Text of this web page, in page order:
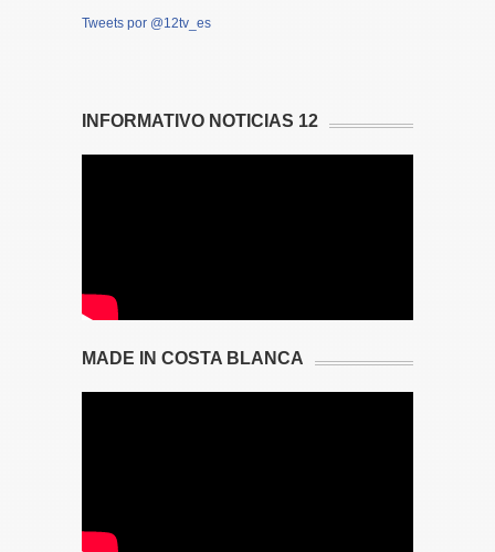
Tweets por @12tv_es
INFORMATIVO NOTICIAS 12
MADE IN COSTA BLANCA